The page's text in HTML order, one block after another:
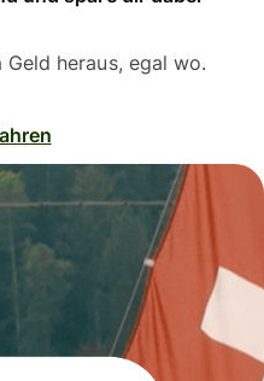
heraus, egal wo.